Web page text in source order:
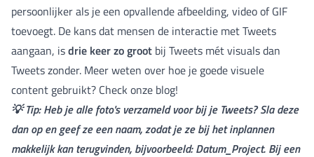
persoonlijker als je een opvallende afbeelding, video of GIF
toevoegt. De kans dat mensen de interactie met Tweets
aangaan, isdrie keer zo groot bij Tweets mét visuals dan
Tweets zonder. Meer weten over hoe je goede visuele
content gebruikt? Check onze blog!
💡 Tip: Heb je alle foto's verzameld voor bij je Tweets? Sla deze
dan op en geef ze een naam, zodat je ze bij het inplannen
makkelijk kan terugvinden, bijvoorbeeld: Datum_Project. Bij een